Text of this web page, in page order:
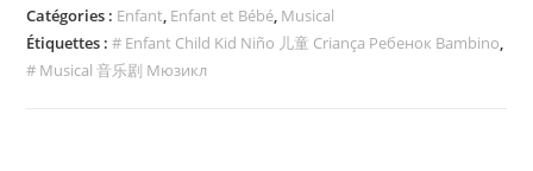
Catégories : Enfant, Enfant et Bébé, Musical
Étiquettes :# Enfant Child Kid Niño 儿童 Criança Ребенок Bambino,
# Musical 音乐剧 Мюзикл